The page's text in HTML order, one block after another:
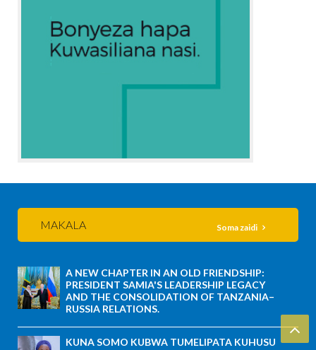
MAKALA Soma zaidi
A NEW CHAPTER IN AN OLD FRIENDSHIP:
PRESIDENT SAMIA'S LEADERSHIP LEGACY
AND THE CONSOLIDATION OF TANZANIA–
RUSSIA RELATIONS.
KUNA SOMO KUBWA TUMELIPATA KUHUSU